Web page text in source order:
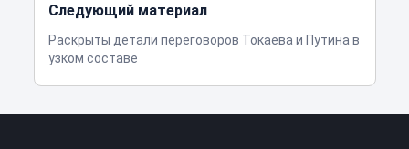
Следующий материал
Раскрыты детали переговоров Токаева и Путина в
узком составе